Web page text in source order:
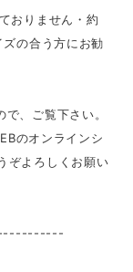
おりません・約
の合う方にお勧
、ご覧下さい。
のオンラインシ
ぞよろしくお願い